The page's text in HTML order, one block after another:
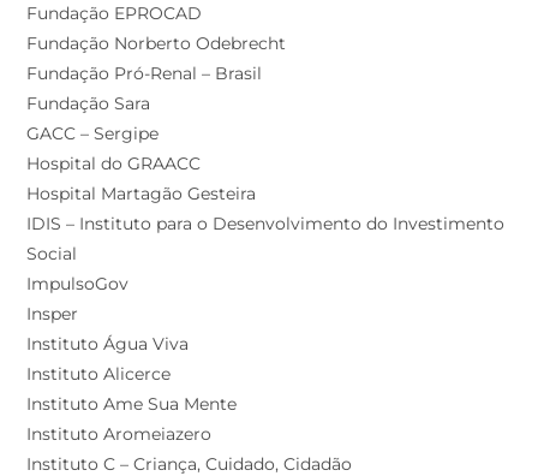
Fundação EPROCAD
Fundação Norberto Odebrecht
Fundação Pró-Renal – Brasil
Fundação Sara
GACC – Sergipe
Hospital do GRAACC
Hospital Martagão Gesteira
IDIS – Instituto para o Desenvolvimento do Investimento
Social
ImpulsoGov
Insper
Instituto Água Viva
Instituto Alicerce
Instituto Ame Sua Mente
Instituto Aromeiazero
Instituto C – Criança, Cuidado, Cidadão